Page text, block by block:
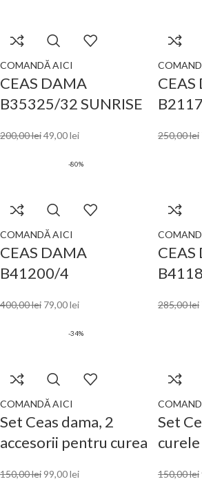
COMANDĂ AICI
CEAS DAMA
B35325/32 SUNRISE
200,00lei49,00lei 250,00lei
-80%
COMANDĂ AICI
CEAS DAMA
B41200/4
400,00lei 79,00lei 285,00lei
-34%
COMANDĂ AICI
Set Ceas dama, 2
accesorii pentru curea
150,00lei 99,00lei
Set
150,00lei